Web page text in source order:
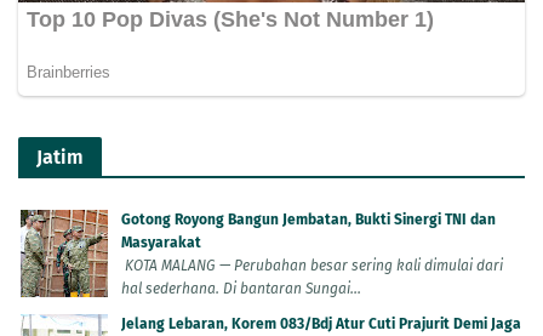
Jatim
Gotong Royong Bangun Jembatan, Bukti Sinergi TNI dan
Masyarakat
KOTA MALANG — Perubahan besar sering kali dimulai dari
hal sederhana. Di bantaran Sungai...
Jelang Lebaran, Korem 083/Bdj Atur Cuti Prajurit Demi Jaga